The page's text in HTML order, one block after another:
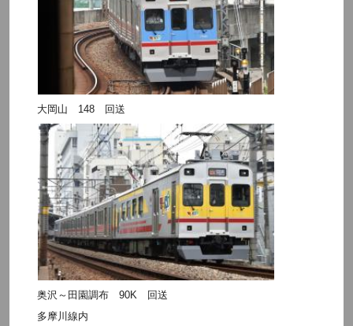
大岡山 148 回送
奥沢～田園調布 90K 回送
多摩川線内